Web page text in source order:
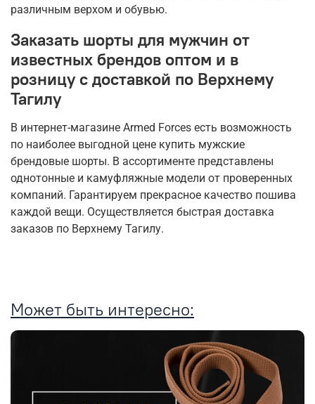
различным верхом и обувью.
Заказать шорты для мужчин от
известных брендов оптом и в
розницу с доставкой по Верхнему
Тагилу
В интернет-магазине Armed Forces есть возможность
по наиболее выгодной цене купить мужские
брендовые шорты. В ассортименте представлены
однотонные и камуфляжные модели от проверенных
компаний. Гарантируем прекрасное качество пошива
каждой вещи. Осуществляется быстрая доставка
заказов по Верхнему Тагилу.
Может быть интересно: